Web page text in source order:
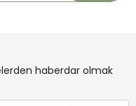
haberdar olmak